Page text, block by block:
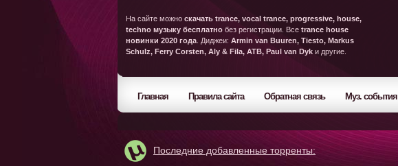
На сайте можно скачать trance, vocal trance, progressive, house,
techno музыку бесплатно без регистрации. Все trance house
новинки 2020 года . Диджеи: Armin van Buuren, Tiesto, Markus
Schulz, Ferry Corsten, Aly & Fila, ATB, Paul van Dyk и другие.
Главная Правила сайта Обратная связь Муз. события
Последние добавленные торренты: